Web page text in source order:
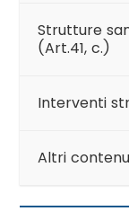
Strutture
(Art.41, c.)
Interventi
Altri